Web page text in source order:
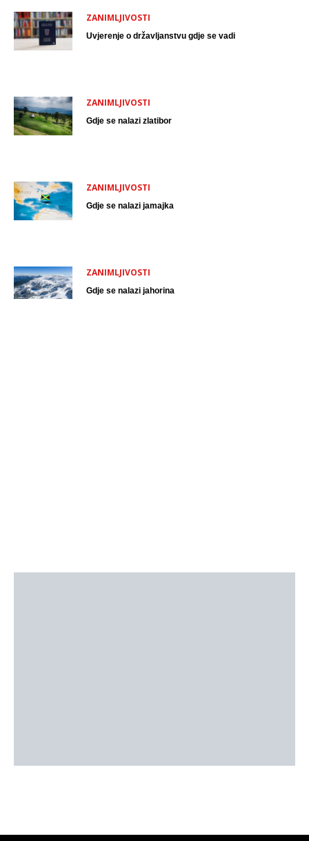
ZANIMLJIVOSTI
Uvjerenje o državljanstvu gdje se vadi
ZANIMLJIVOSTI
Gdje se nalazi zlatibor
ZANIMLJIVOSTI
Gdje se nalazi jamajka
ZANIMLJIVOSTI
Gdje se nalazi jahorina